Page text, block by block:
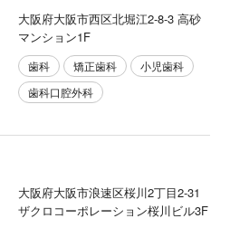
大阪府大阪市西区北堀江2-8-3 高砂
マンション1F
歯科 矯正歯科
小児歯科
歯科口腔外科
大阪府大阪市浪速区桜川2丁目2-31
ザクロコーポレーション桜川ビル3F